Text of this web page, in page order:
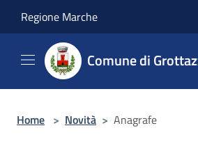
Regione Marche
Comune di
Home > Novità > Anagrafe